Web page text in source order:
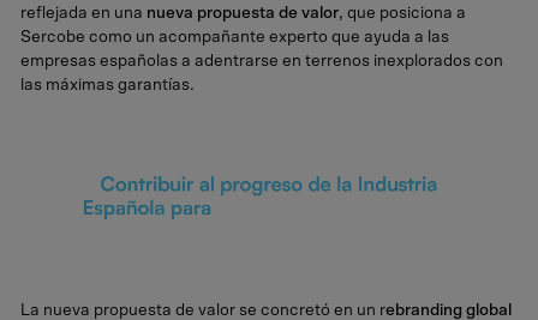
reflejada en una nueva propuesta de valor, que posiciona a
Sercobe como un acompañante experto que ayuda a las
empresas españolas a adentrarse en terrenos inexplorados con
las máximas garantías.
La nueva propuesta de valor se concretó en un rebranding global